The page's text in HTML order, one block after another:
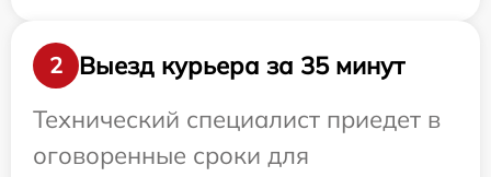
2
Выезд курьера за 35 минут
Технический специалист приедет в
оговоренные сроки для